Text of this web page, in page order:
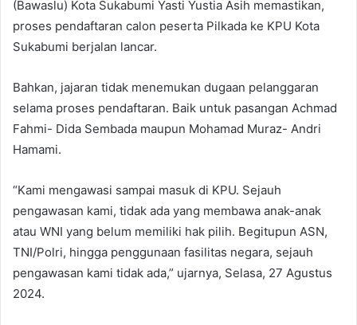
(Bawaslu) Kota Sukabumi Yasti Yustia Asih memastikan,
proses pendaftaran calon peserta Pilkada ke KPU Kota
Sukabumi berjalan lancar.
Bahkan, jajaran tidak menemukan dugaan pelanggaran
selama proses pendaftaran. Baik untuk pasangan Achmad
Fahmi- Dida Sembada maupun Mohamad Muraz- Andri
Hamami.
“Kami mengawasi sampai masuk di KPU. Sejauh
pengawasan kami, tidak ada yang membawa anak-anak
atau WNI yang belum memiliki hak pilih. Begitupun ASN,
TNI/Polri, hingga penggunaan fasilitas negara, sejauh
pengawasan kami tidak ada,” ujarnya, Selasa, 27 Agustus
2024.